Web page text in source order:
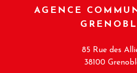
AGENCE
85 Rue des
38100